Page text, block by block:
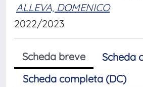
ALLEVA, DOMENICO
2022/2023
Scheda breve
Scheda
Scheda completa (DC)